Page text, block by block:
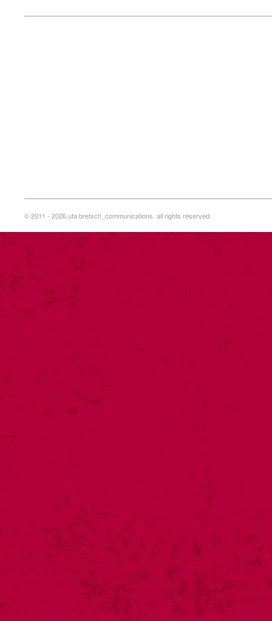
© 2011 - 2026 uta bretsch_communications. all rights reserved.